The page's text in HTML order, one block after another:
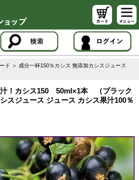
ド ＞ 成分一杯150％カシス 無添加カシスジュース
汁！カシス150 50ml×1本 （ブラック
ジュース ジュース カシス果汁100％